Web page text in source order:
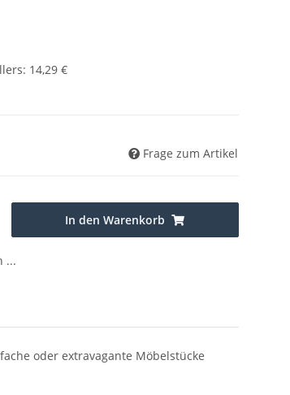
: 14,29 €
Frage zum Artikel
In den Warenkorb
...
oder extravagante Möbelstücke